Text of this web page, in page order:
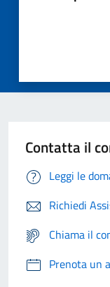
Contatta il
Leggi le
Richiedi
Chiama il
Prenota un